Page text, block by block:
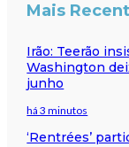
Mais
Irão: Teerão
Washington
junho
há 3 minutos
‘Rentrées’